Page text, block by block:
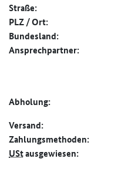
Straße:
PLZ / Ort:
Bundesland:
Ansprechpartner:
Abholung:
Versand:
Zahlungs­methoden:
UStausgewiesen: